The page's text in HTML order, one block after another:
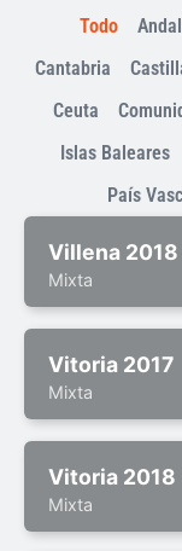
Cantabria
Ceuta
Islas Baleares
País
Todo
Villena 2018
Mixta
Vitoria 2017
Mixta
Vitoria 2018
Mixta